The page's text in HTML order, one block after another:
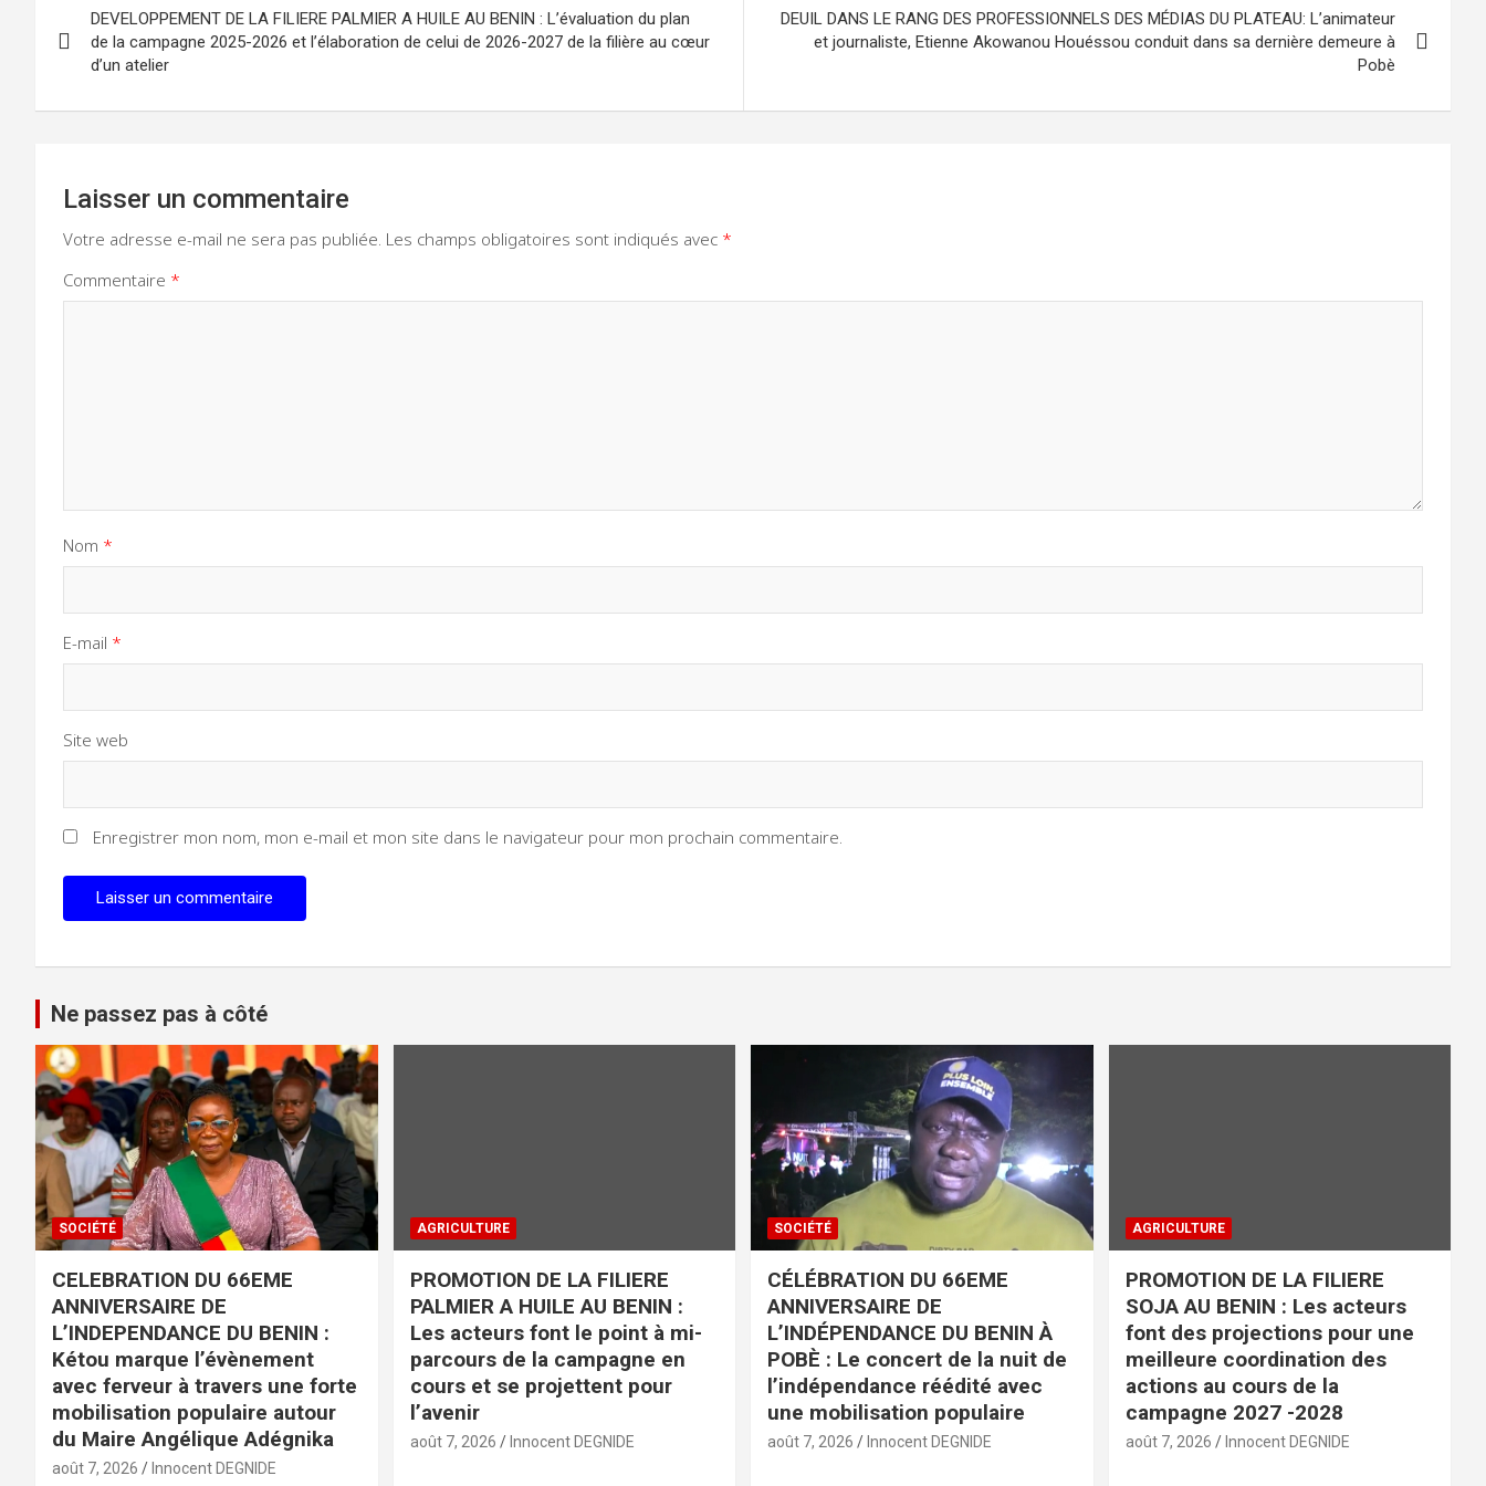
de
DEVELOPPEMENT DE LA FILIERE PALMIER A HUILE AU BENIN : L’évaluation du plan
de la campagne 2025-2026 et l’élaboration de celui de 2026-2027 de la filière au cœur
d’un atelier
DEUIL DANS LE RANG DES PROFESSIONNELS DES MÉDIAS DU PLATEAU: L’animateur
et journaliste, Etienne Akowanou Houéssou conduit dans sa dernière demeure à
Pobè
Laisser un commentaire
Votre adresse e-mail ne sera pas publiée. Les champs obligatoires sont indiqués avec *
Commentaire *
Nom *
E-mail *
Site web
Enregistrer mon nom, mon e-mail et mon site dans le navigateur pour mon prochain commentaire.
Ne passez pas à côté
SOCIÉTÉ
CELEBRATION DU 66EME
ANNIVERSAIRE DE
L’INDEPENDANCE DU BENIN :
Kétou marque l’évènement
avec ferveur à travers une forte
mobilisation populaire autour
du Maire Angélique Adégnika
août 7, 2026 Innocent DEGNIDE
AGRICULTURE
PROMOTION DE LA FILIERE
PALMIER A HUILE AU BENIN :
Les acteurs font le point à mi-
parcours de la campagne en
cours et se projettent pour
l’avenir
août 7, 2026 Innocent DEGNIDE
SOCIÉTÉ
CÉLÉBRATION DU 66EME
ANNIVERSAIRE DE
L’INDÉPENDANCE DU BENIN À
POBÈ : Le concert de la nuit de
l’indépendance réédité avec
une mobilisation populaire
août 7, 2026 Innocent DEGNIDE
AGRICULTURE
PROMOTION DE LA FILIERE
SOJA AU BENIN : Les acteurs
font des projections pour une
meilleure coordination des
actions au cours de la
campagne 2027 -2028
août 7, 2026 Innocent DEGNIDE